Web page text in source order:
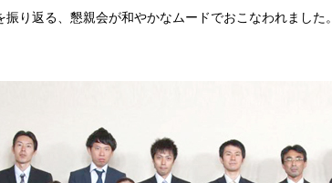
り返る、懇親会が和やかなムードでおこなわれました。